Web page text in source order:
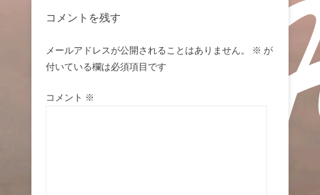
コメントを残す
メールアドレスが公開されることはありません。 ※ が
付いている欄は必須項目です
コメント ※